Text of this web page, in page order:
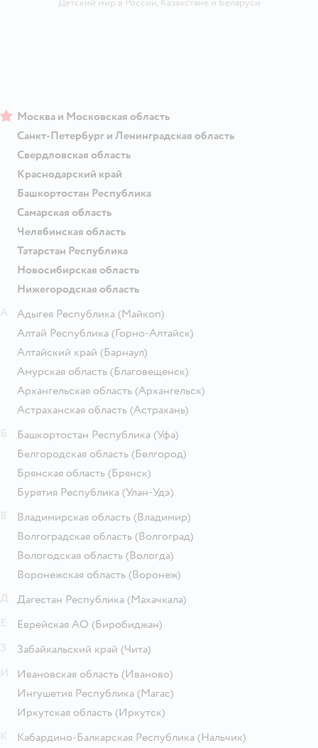
Детский мир в России, Казахстанеи Беларуси
Москва и Московская область
Санкт-Петербург и Ленинградская область
Свердловская область
Краснодарский край
Башкортостан Республика
Самарская область
Челябинская область
Татарстан Республика
Новосибирская область
Нижегородская область
Адыгея Республика (Майкоп)
Алтай Республика (Горно-Алтайск)
Алтайский край (Барнаул)
Амурская область (Благовещенск)
Архангельская область (Архангельск)
Астраханская область (Астрахань)
Башкортостан Республика (Уфа)
Белгородская область (Белгород)
Брянская область (Брянск)
Бурятия Республика (Улан-Удэ)
Владимирская область (Владимир)
Волгоградская область (Волгоград)
Вологодская область (Вологда)
Воронежская область (Воронеж)
Дагестан Республика (Махачкала)
Еврейская АО (Биробиджан)
Забайкальский край (Чита)
Ивановская область (Иваново)
Ингушетия Республика (Магас)
Иркутская область (Иркутск)
Кабардино-Балкарская Республика (Нальчик)